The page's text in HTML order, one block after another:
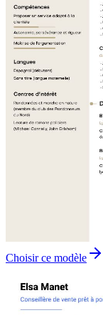
Choisir ce modèle